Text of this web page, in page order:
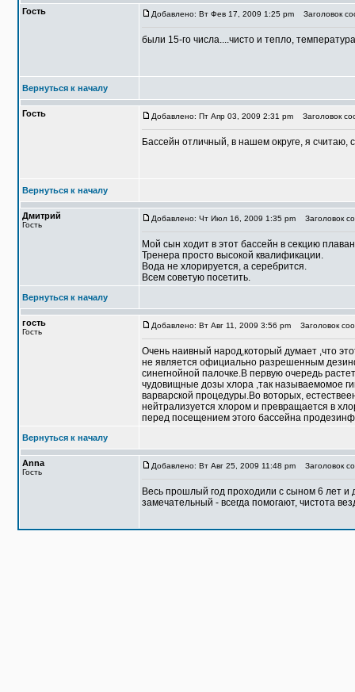
Гость Добавлено: Вт Фев 17, 2009 1:25 pm Заголовок
были 15-го числа....чисто и тепло,
Вернуться к началу
Гость Добавлено: Пт Апр 03, 2009 2:31 pm Заголовок
Бассейн отличный, в нашем округе, я считаю,
Вернуться к началу
Дмитрий
Гость
Добавлено: Чт Июл 16, 2009 1:35 pm Заголовок
Мой сын ходит в этот бассейн в секцию
Тренера просто высокой квалификации.
Вода не хлорируется, а серебрится.
Всем советую посетить.
Вернуться к началу
гость
Гость
Добавлено: Вт Авг 11, 2009 3:56 pm Заголовок
Очень наивный народ,который думает ,что
не является официально разрешенным
синегнойной палочке.В первую очередь
чудовищные дозы хлора ,так называемомое
варварской процедуры.Во воторых,
нейтрализуется хлором и превращается в
перед посещением этого бассейна
Вернуться к началу
Anna
Гость
Добавлено: Вт Авг 25, 2009 11:48 pm Заголовок
Becь прошлый год проходили с сыном 6 лет
замечательный - всегда помогают, чистота